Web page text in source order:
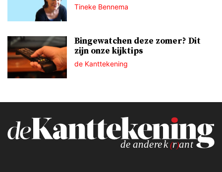
Tineke Bennema
Bingewatchen deze zomer? Dit
zijn onze kijktips
de Kanttekening